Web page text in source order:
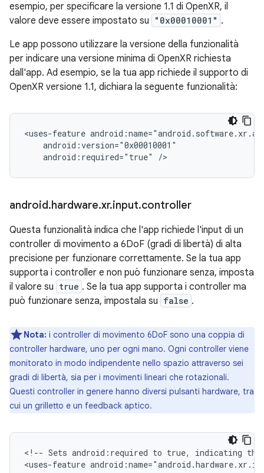
esempio, per specificare la versione 1.1 di OpenXR, il
valore deve essere impostato su
"0x00010001" .
Le app possono utilizzare la versione della funzionalità
per indicare una versione minima di OpenXR richiesta
dall'app. Ad esempio, se la tua app richiede il supporto di
OpenXR versione 1.1, dichiara la seguente funzionalità:
<uses-feature
android:required="true"
android.hardware.xr.input.controller
Questa funzionalità indica che l'app richiede l'input di un
controller di movimento a 6DoF (gradi di libertà) di alta
precisione per funzionare correttamente. Se la tua app
supporta i controller e non può funzionare senza, imposta
il valore su true . Se la tua app supporta i controller ma
può funzionare senza, impostala su false .
Nota: i controller di movimento 6DoF sono una coppia di
controller hardware, uno per ogni mano. Ogni controller viene
monitorato in modo indipendente nello spazio attraverso sei
gradi di libertà, sia per i movimenti lineari che rotazionali.
Questi controller in genere hanno diversi pulsanti hardware, tra
cui un grilletto e un feedback aptico.
<!-- Sets android:required to true, indicating
<uses-feature